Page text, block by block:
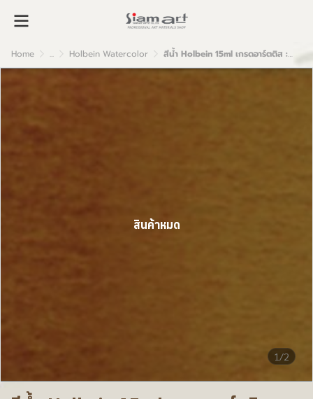
Home ... Holbein Watercolor สีน้ำ Holbein 15ml เกรดอาร์ตติส : Quinacridone Gold
1/2
สินค้าหมด